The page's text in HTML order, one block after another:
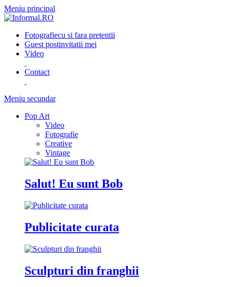
Meniu principal
Fotografiecu si fara pretentii
Guest postinvitatii mei
Video
Contact
Meniu secundar
Pop Art
Video
Fotografie
Creative
Vintage
Salut! Eu sunt Bob
Publicitate curata
Sculpturi din franghii